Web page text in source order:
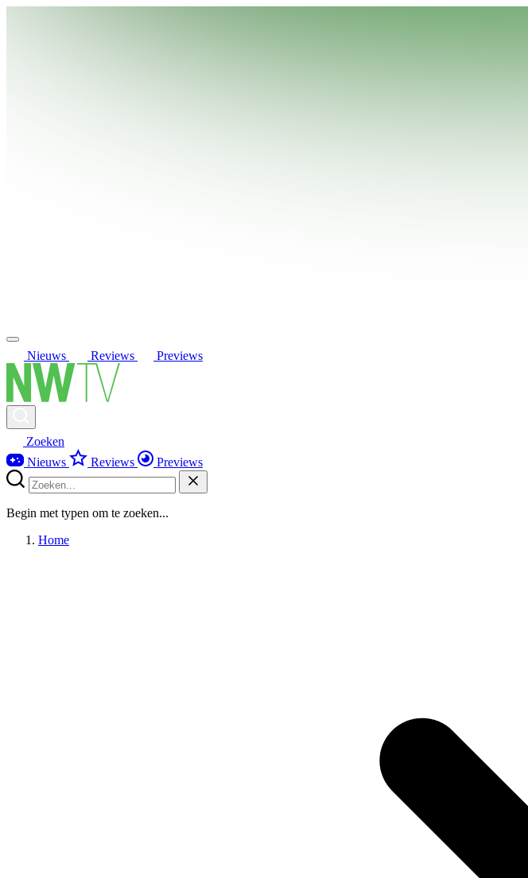
Nieuws Reviews Previews
Zoeken
Nieuws
Reviews Previews
Begin met typen om te zoeken...
Home